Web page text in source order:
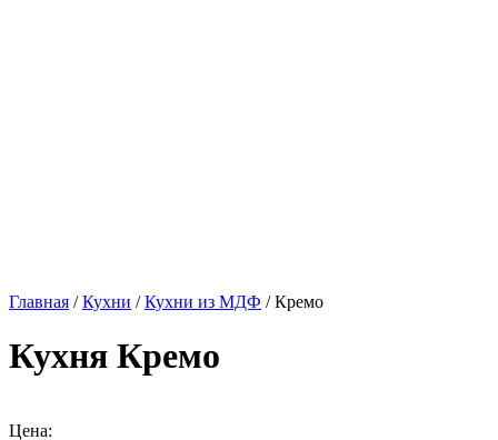
Главная /Кухни /Кухни из МДФ / Кремо
Кухня Кремо
Цена: